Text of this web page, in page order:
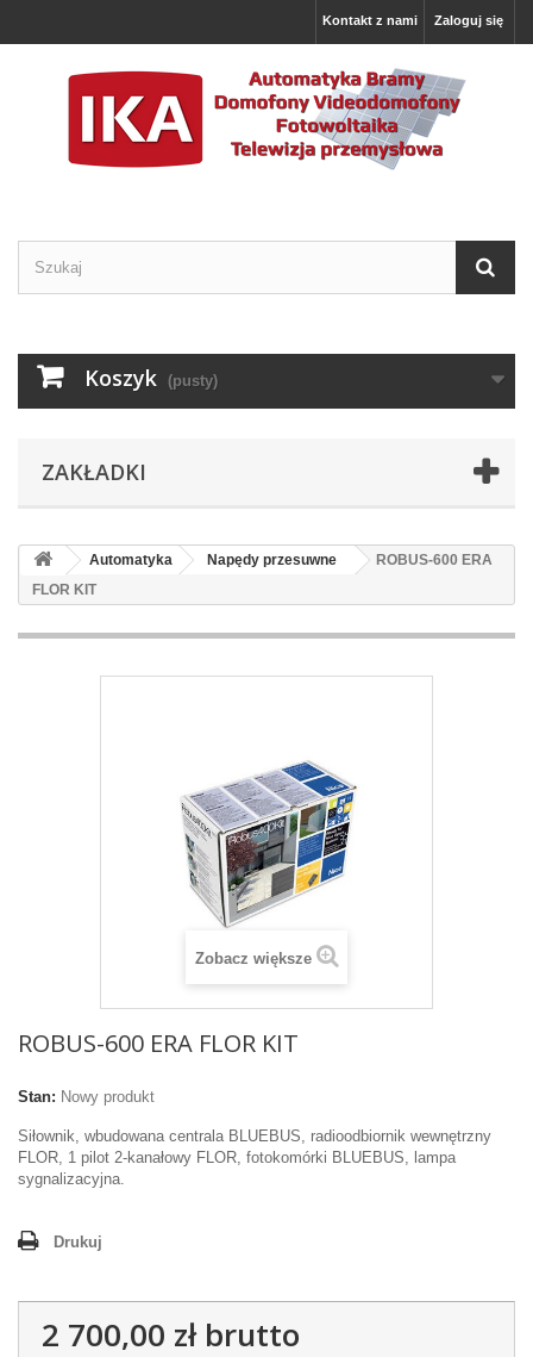
Zaloguj się
Kontakt z nami
Koszyk (pusty)
ZAKŁADKI
Automatyka Napędy przesuwne
ROBUS-600 ERA
FLOR KIT
Zobacz większe
ROBUS-600 ERA FLOR KIT
Stan: Nowy produkt
Siłownik, wbudowana centrala BLUEBUS, radioodbiornik wewnętrzny
FLOR, 1 pilot 2-kanałowy FLOR, fotokomórki BLUEBUS, lampa
sygnalizacyjna.
Drukuj
2 700,00 złbrutto